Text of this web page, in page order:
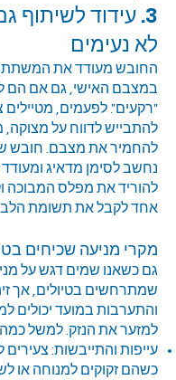
3. עידוד לשיתוף
לא נעימים
החובש מעודד את
במצבם האישי, גם אם הם
"רקעים". לפעמים, מטיילים
להתבייש לדווח על מצוקה,
להחמיר את מצבם. חובש
נחשב לסימן מדאיג ומעודד
להוריד את מפלס המבוכה
אחד לקבל את תשומת
מקרי מניעה שכיחים
גם כשאנו שמים דגש על
שמתרחשים בטיולים, אך
והתערבות במועד יכולים
למזער את הנזק. למשל
עייפות והתייבשות:
כשהם זקוקים למנוחה או